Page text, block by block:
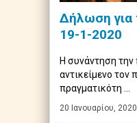
Δήλωση για
19-1-2020
Η συνάντηση την
αντικείμενο τον
πραγματικότη ...
20 Ιανουαρίου, 2020